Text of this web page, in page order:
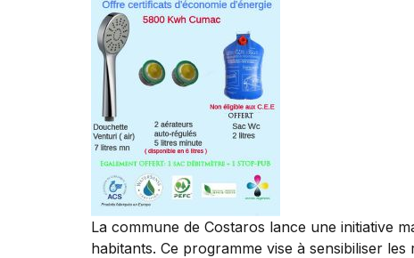
La commune de Costaros lance une initiative
habitants. Ce programme vise à sensibiliser